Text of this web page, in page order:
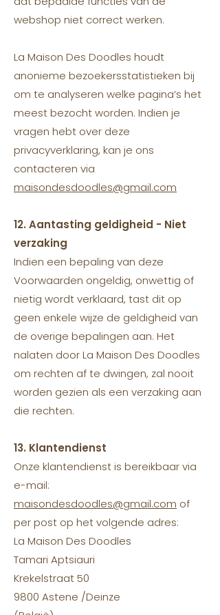
webshop niet correct werken.
La Maison Des Doodles houdt
anonieme bezoekersstatistieken bij
om te analyseren welke pagina’s het
meest bezocht worden. Indien je
vragen hebt over deze
privacyverklaring, kan je ons
contacteren via
maisondesdoodles@gmail.com
12. Aantasting geldigheid - Niet
verzaking
Indien een bepaling van deze
Voorwaarden ongeldig, onwettig of
nietig wordt verklaard, tast dit op
geen enkele wijze de geldigheid van
de overige bepalingen aan. Het
nalaten door La Maison Des Doodles
om rechten af te dwingen, zal nooit
worden gezien als een verzaking aan
die rechten.
13. Klantendienst
Onze klantendienst is bereikbaar via
e-mail:
maisondesdoodles@gmail.com of
per post op het volgende adres:
La Maison Des Doodles
Tamari Aptsiauri
Krekelstraat 50
9800 Astene /Deinze